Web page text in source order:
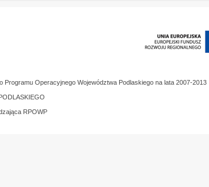
Operacyjnego Województwa Podlaskiego na lata 2007-2013
RPOWP